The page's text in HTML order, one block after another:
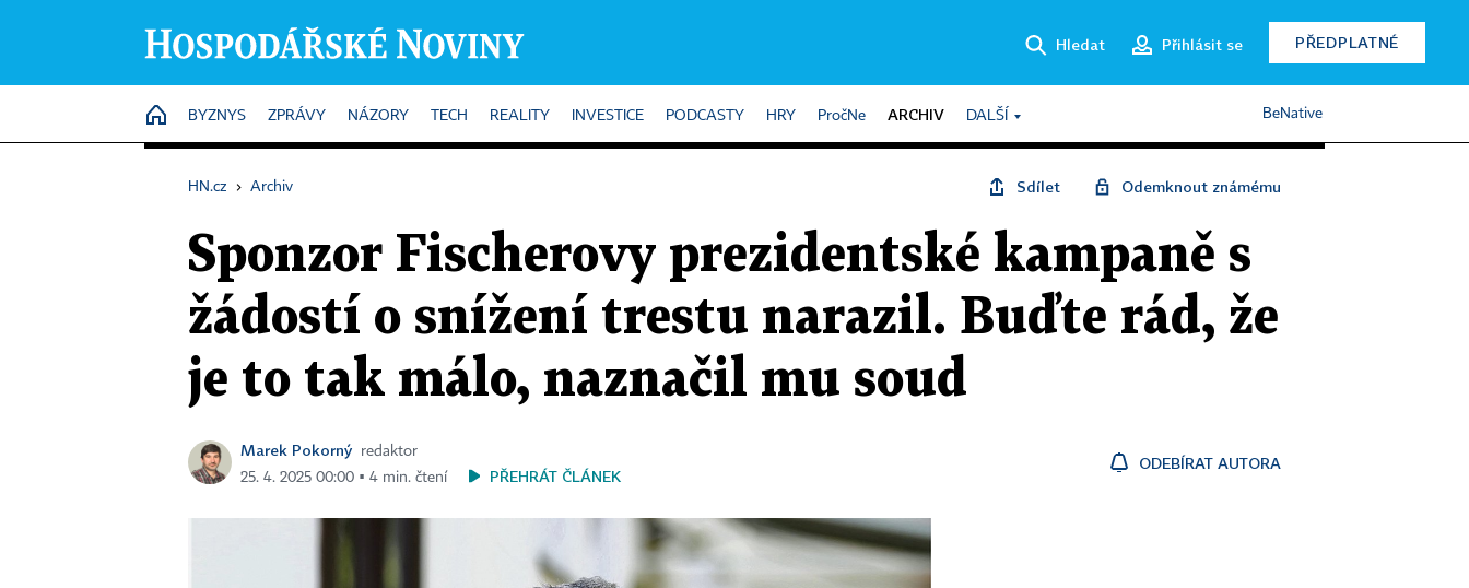
Hledat Přihlásit se PŘEDPLATNÉ
HOME
BYZNYS ZPRÁVY NÁZORY TECH REALITY INVESTICE PODCASTY HRY PročNe ARCHIV DALŠÍ BeNative
HN.cz › Archiv Sdílet Odemknout známému
Sponzor Fischerovy prezidentské kampaně s
žádostí o snížení trestu narazil. Buďte rád, že
je to tak málo, naznačil mu soud
Marek Pokorný
redaktor
25. 4. 2025 00:00 ▪ 4 min. čtení
PŘEHRÁT ČLÁNEK
ODEBÍRAT AUTORA